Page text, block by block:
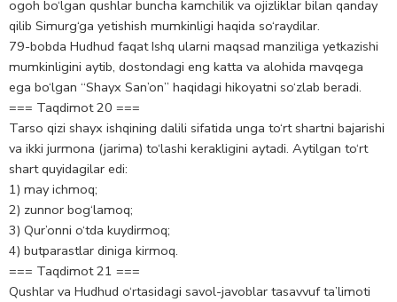
ogoh bo‘lgan qushlar buncha kamchilik va ojizliklar bilan qanday
qilib Simurg‘ga yetishish mumkinligi haqida so‘raydilar.
79-bobda Hudhud faqat Ishq ularni maqsad manziliga yetkazishi
mumkinligini aytib, dostondagi eng katta va alohida mavqega
ega bo‘lgan “Shayx San’on” haqidagi hikoyatni so‘zlab beradi.
=== Taqdimot 20 ===
Tarso qizi shayx ishqining dalili sifatida unga to‘rt shartni bajarishi
va ikki jurmona (jarima) to‘lashi kerakligini aytadi. Aytilgan to‘rt
shart quyidagilar edi:
1) may ichmoq;
2) zunnor bog‘lamoq;
3) Qur’onni o‘tda kuydirmoq;
4) butparastlar diniga kirmoq.
=== Taqdimot 21 ===
Qushlar va Hudhud o‘rtasidagi savol-javoblar tasavvuf ta’limoti